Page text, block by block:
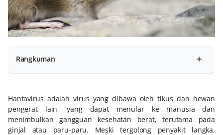
Rangkuman
Hantavirus adalah virus yang dibawa oleh tikus dan hewan
pengerat lain, yang dapat menular ke manusia dan
menimbulkan gangguan kesehatan berat, terutama pada
ginjal atau paru-paru. Meski tergolong penyakit langka,